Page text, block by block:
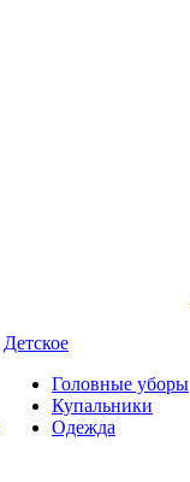
Детское
Головные уборы
Купальники
Одежда